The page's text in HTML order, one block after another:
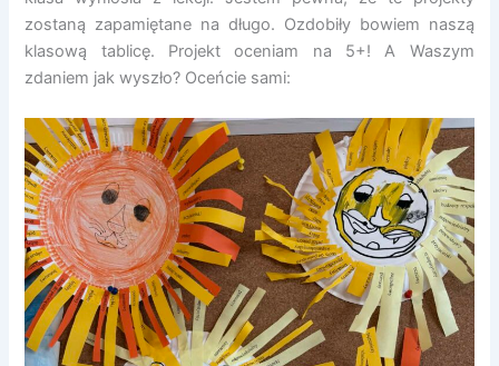
zostaną zapamiętane na długo. Ozdobiły bowiem naszą
klasową tablicę. Projekt oceniam na 5+! A Waszym
zdaniem jak wyszło? Oceńcie sami: